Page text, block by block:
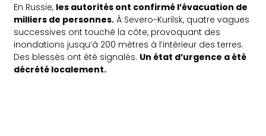
En Russie, les autorités ont confirmé l’évacuation de
milliers de personnes. À Severo-Kurilsk, quatre vagues
successives ont touché la côte, provoquant des
inondations jusqu’à 200 mètres à l’intérieur des terres.
Des blessés ont été signalés. Un état d’urgence a été
décrété localement.